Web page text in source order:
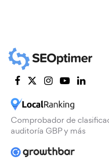
Comprobador de
auditoría GBP y más